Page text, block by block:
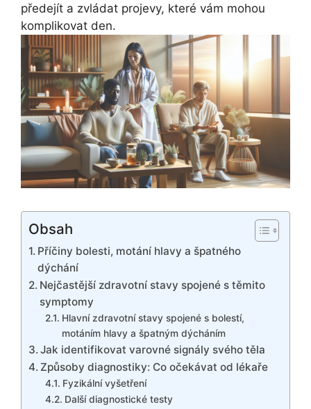
předejít a zvládat projevy, které vám mohou
komplikovat den.
Obsah
Příčiny bolesti, motání hlavy a špatného
dýchání
Nejčastější zdravotní stavy spojené s těmito
symptomy
Hlavní zdravotní stavy spojené s bolestí,
motáním hlavy a špatným dýcháním
Jak identifikovat varovné signály svého těla
Způsoby diagnostiky: Co očekávat od lékaře
Fyzikální vyšetření
Další diagnostické testy